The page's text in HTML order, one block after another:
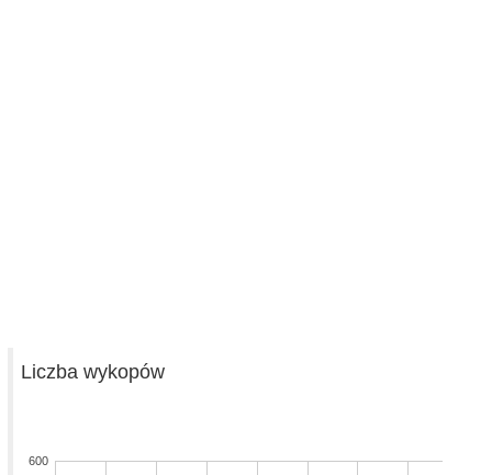
Liczba wykopów
600